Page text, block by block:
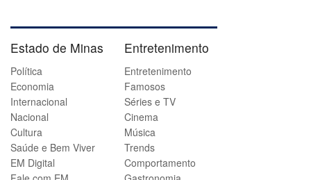
Estado de Minas
Política
Economia
Internacional
Nacional
Cultura
Saúde e Bem Viver
EM Digital
Entretenimento
Entretenimento
Famosos
Séries e TV
Cinema
Música
Trends
Comportamento